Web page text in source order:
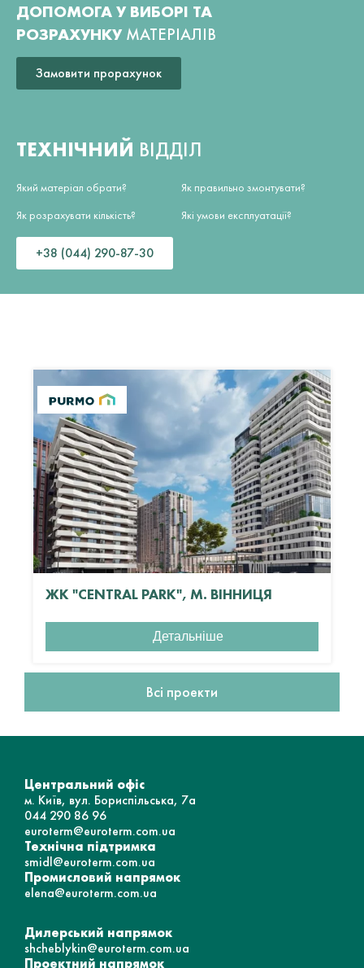
ДОПОМОГА У ВИБОРІ ТА
РОЗРАХУНКУ МАТЕРІАЛІВ
Замовити прорахунок
ТЕХНІЧНИЙ ВІДДІЛ
Який матеріал обрати?
Як розрахувати кількість?
Як правильно змонтувати?
Які умови експлуатації?
+38 (044) 290-87-30
ЖК "CENTRAL PARK", М. ВІННИЦЯ
Детальніше
Всі проекти
Центральний офіс
м. Київ, вул. Бориспільська, 7а
044 290 86 96
euroterm@euroterm.com.ua
Технічна підтримка
smidl@euroterm.com.ua
Промисловий напрямок
elena@euroterm.com.ua
Дилерський напрямок
shcheblykin@euroterm.com.ua
Проектний напрямок